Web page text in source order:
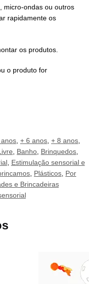
micro-ondas ou outros
rapidamente os
os produtos.
o produto for
+ 6 anos + 8 anos
Banho Brinquedos
, Estimulação sensorial e
Plásticos Por
e Brincadeiras